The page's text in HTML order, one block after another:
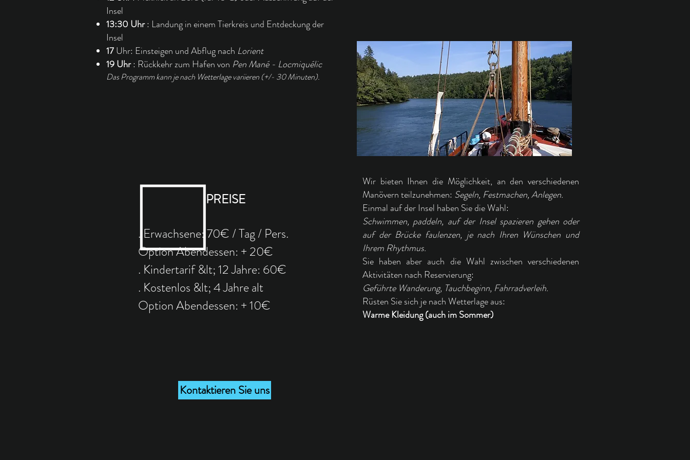
Insel
13:30 Uhr: Landung in einem Tierkreis und Entdeckung der
Insel
17Uhr: Einsteigen und Abflug nach Lorient
19 Uhr: Rückkehr zum Hafen von Pen Mané - Locmiquélic
Das Programm kann je nach Wetterlage variieren (+/- 30 Minuten).
PREISE
. Erwachsene: 70€ / Tag / Pers.
Option Abendessen: + 20€
. Kindertarif &lt; 12 Jahre: 60€
. Kostenlos &lt; 4 Jahre alt
Option Abendessen: + 10€
Wir bieten Ihnen die Möglichkeit, an den verschiedenen
Manövern teilzunehmen: Segeln, Festmachen, Anlegen.
Einmal auf der Insel haben Sie die Wahl:
Schwimmen, paddeln, auf der Insel spazieren gehen oder
auf der Brücke faulenzen, je nach Ihren Wünschen und
Ihrem Rhythmus.
Sie haben aber auch die Wahl zwischen verschiedenen
Aktivitäten nach Reservierung:
Geführte Wanderung, Tauchbeginn, Fahrradverleih.
Rüsten Sie sich je nach Wetterlage aus:
Warme Kleidung (auch im Sommer)
Kontaktieren Sie uns